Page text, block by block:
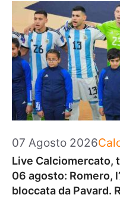
07 Agosto 2026
Live Calciomercato,
06 agosto: Romero,
bloccata da Pavard.